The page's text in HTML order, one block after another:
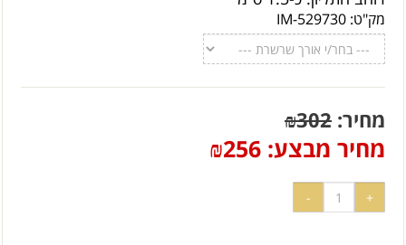
מק"ט: IM-529730
מחיר: ₪302
מחיר מבצע: ₪256